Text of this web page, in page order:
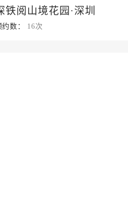
铁阅山境花园·深圳
约数： 16次